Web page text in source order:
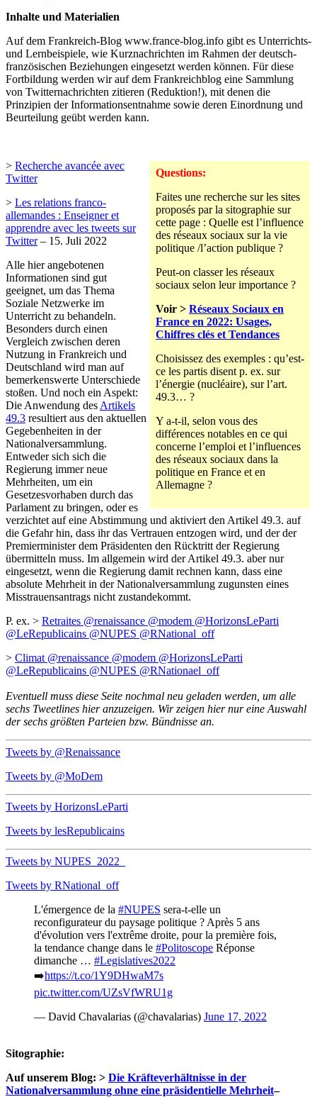
Inhalte und Materialien
Auf dem Frankreich-Blog www.france-blog.info gibt es Unterrichts-
und Lernbeispiele, wie Kurznachrichten im Rahmen der deutsch-
französischen Beziehungen eingesetzt werden können. Für diese
Fortbildung werden wir auf dem Frankreichblog eine Sammlung
von Twitternachrichten zitieren (Reduktion!), mit denen die
Prinzipien der Informationsentnahme sowie deren Einordnung und
Beurteilung geübt werden kann.
Questions:
Faites une recherche sur les sites
proposés par la sitographie sur
cette page : Quelle est l’influence
des réseaux sociaux sur la vie
politique /l’action publique ?
Peut-on classer les réseaux
sociaux selon leur importance ?
Voir > Réseaux Sociaux en
France en 2022: Usages,
Chiffres clés et Tendances
Choisissez des exemples : qu’est-
ce les partis disent p. ex. sur
l’énergie (nucléaire), sur l’art.
49.3… ?
Y a-t-il, selon vous des
différences notables en ce qui
concerne l’emploi et l’influences
des réseaux sociaux dans la
politique en France et en
Allemagne ?
> Recherche avancée avec
Twitter
> Les relations franco-
allemandes : Enseigner et
apprendre avec les tweets sur
Twitter– 15. Juli 2022
Alle hier angebotenen
Informationen sind gut
geeignet, um das Thema
Soziale Netzwerke im
Unterricht zu behandeln.
Besonders durch einen
Vergleich zwischen deren
Nutzung in Frankreich und
Deutschland wird man auf
bemerkenswerte Unterschiede
stoßen. Und noch ein Aspekt:
Die Anwendung des Artikels
49.3 resultiert aus den aktuellen
Gegebenheiten in der
Nationalversammlung.
Entweder sich sich die
Regierung immer neue
Mehrheiten, um ein
Gesetzesvorhaben durch das
Parlament zu bringen, oder es
verzichtet auf eine Abstimmung und aktiviert den Artikel 49.3. auf
die Gefahr hin, dass ihr das Vertrauen entzogen wird, und der der
Premierminister dem Präsidenten den Rücktritt der Regierung
übermitteln muss. Im allgemein wird der Artikel 49.3. aber nur
eingesetzt, wenn die Regierung damit rechnen kann, dass eine
absolute Mehrheit in der Nationalversammlung zugunsten eines
Misstrauensantrags nicht zustandekommt.
P. ex. > Retraites @renaissance @modem @HorizonsLeParti
@LeRepublicains @NUPES @RNational_off
> Climat @renaissance @modem @HorizonsLeParti
@LeRepublicains @NUPES @RNationael_off
Eventuell muss diese Seite nochmal neu geladen werden, um alle
sechs Tweetlines hier anzuzeigen. Wir zeigen hier nur eine Auswahl
der sechs größten Parteien bzw. Bündnisse an.
Tweets by @Renaissance
Tweets by @MoDem
Tweets by HorizonsLeParti
Tweets by lesRepublicains
Tweets by NUPES_2022_
Tweets by RNational_off
L'émergence de la #NUPES sera-t-elle un
reconfigurateur du paysage politique ? Après 5 ans
d'évolution vers l'extrême droite, pour la première fois,
la tendance change dans le #Politoscope Réponse
dimanche … #Legislatives2022
➡️https://t.co/1Y9DHwaM7s
pic.twitter.com/UZsVfWRU1g
— David Chavalarias (@chavalarias) June 17, 2022
Sitographie:
Auf unserem Blog: > Die Kräfteverhältnisse in der
Nationalversammlung ohne eine präsidentielle Mehrheit–